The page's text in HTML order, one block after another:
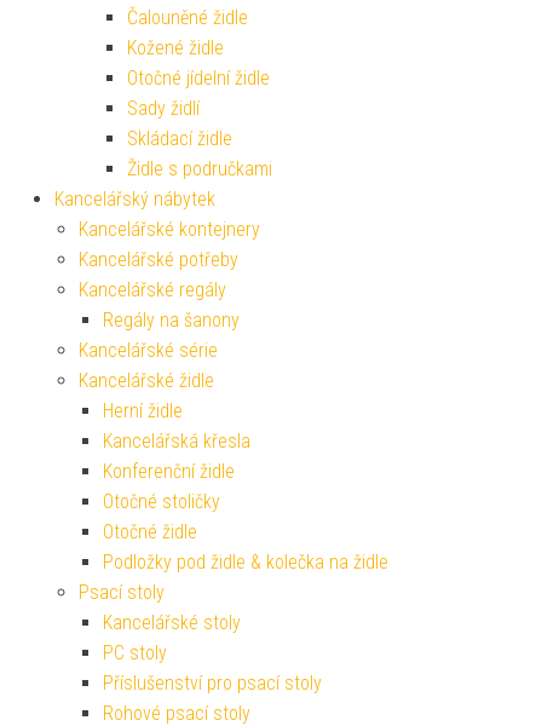
Čalouněné židle
Kožené židle
Otočné jídelní židle
Sady židlí
Skládací židle
Židle s područkami
Kancelářský nábytek
Kancelářské kontejnery
Kancelářské potřeby
Kancelářské regály
Regály na šanony
Kancelářské série
Kancelářské židle
Herní židle
Kancelářská křesla
Konferenční židle
Otočné stoličky
Otočné židle
Podložky pod židle & kolečka na židle
Psací stoly
Kancelářské stoly
PC stoly
Příslušenství pro psací stoly
Rohové psací stoly